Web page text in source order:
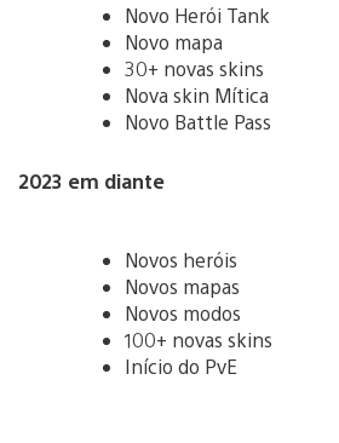
Novo Herói Tank
Novo mapa
30+ novas skins
Nova skin Mítica
Novo Battle Pass
2023 em diante
Novos heróis
Novos mapas
Novos modos
100+ novas skins
Início do PvE